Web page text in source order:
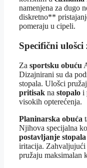
namenjena za dugo
diskretno**
pomeraju u cipeli.
Specifični
Za sportsku obuću
Dizajnirani su da
stopala. Ulošci
pritisak na stopalo i
visokih opterećenja.
Planinarska obuća
Njihova specijalna
postavljanje stopala
iritacija. Zahvaljujući
pružaju maksimalan